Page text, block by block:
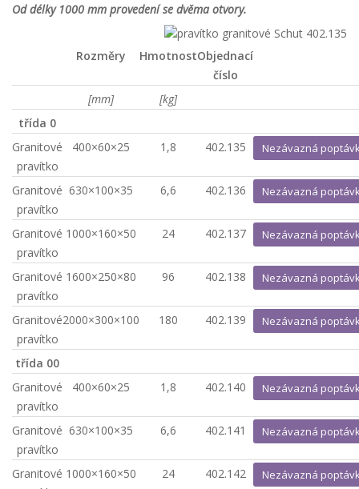
Od délky 1000 mm provedení se dvěma otvory.
Rozměry HmotnostObjednací
číslo
[mm]
[kg]
třída 0
Granitové
pravítko
400×60×25 1,8 402.135 Nezávazná
Granitové
pravítko
630×100×35 6,6 402.136 Nezávazná
Granitové
pravítko
1000×160×50 24 402.137 Nezávazná
Granitové
pravítko
1600×250×80 96 402.138 Nezávazná
Granitové
pravítko
2000×300×100 180 402.139 Nezávazná
třída 00
Granitové
pravítko
400×60×25 1,8 402.140 Nezávazná
Granitové
pravítko
630×100×35 6,6 402.141 Nezávazná
Granitové 1000×160×50 24 402.142 Nezávazná